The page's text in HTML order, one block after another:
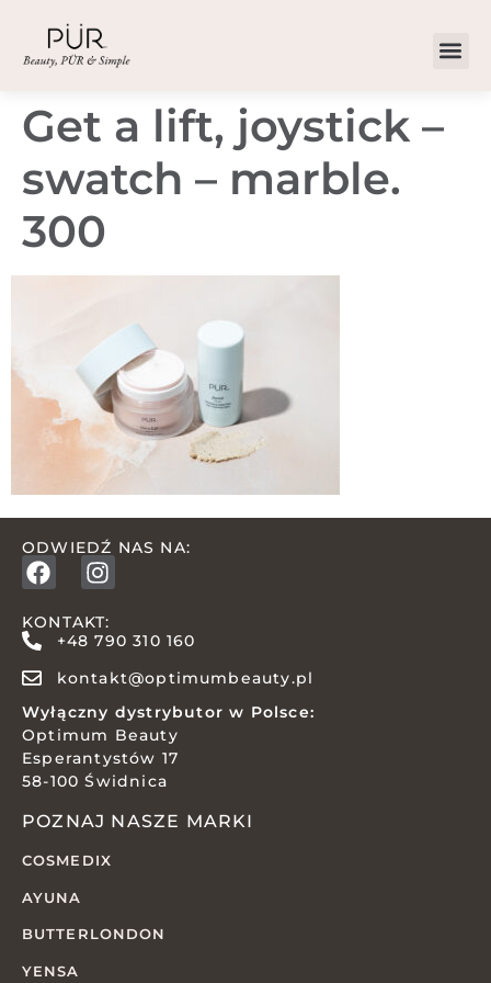
Get a lift, joystick –
swatch – marble.
300
ODWIEDŹ NAS NA:
KONTAKT:
+48 790 310 160
kontakt@optimumbeauty.pl
Wyłączny dystrybutor w Polsce:
Optimum Beauty
Esperantystów 17
58-100 Świdnica
POZNAJ NASZE MARKI
COSMEDIX
AYUNA
BUTTERLONDON
YENSA